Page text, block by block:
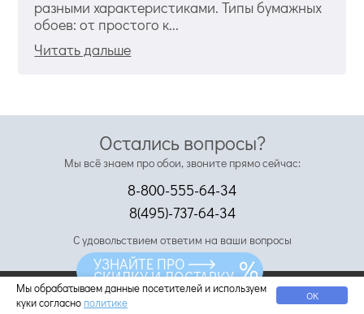
разными характеристиками. Типы бумажных
обоев: от простого к...
Читать дальше
Остались вопросы?
Мы всё знаем про обои, звоните прямо сейчас:
8-800-555-64-34
8(495)-737-64-34
С удовольствием ответим на ваши вопросы
Мы обрабатываем данные посетителей и используем
куки согласно политике ОК
8 800 555-64-34
УЗНАЙТЕ ПРО
СКИДКУ И ДОСТАВКУ